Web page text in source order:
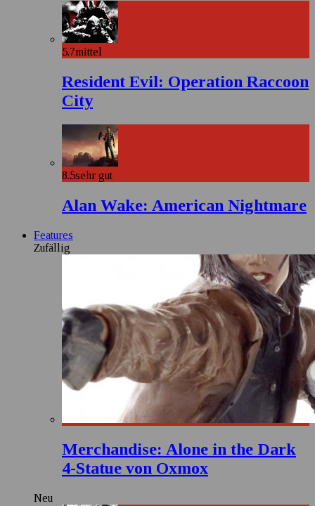
5.7mittel
Resident Evil: Operation Raccoon
City
8.5sehr gut
Alan Wake: American Nightmare
Features
Zufällig
Merchandise: Alone in the Dark
4-Statue von Oxmox
Neu